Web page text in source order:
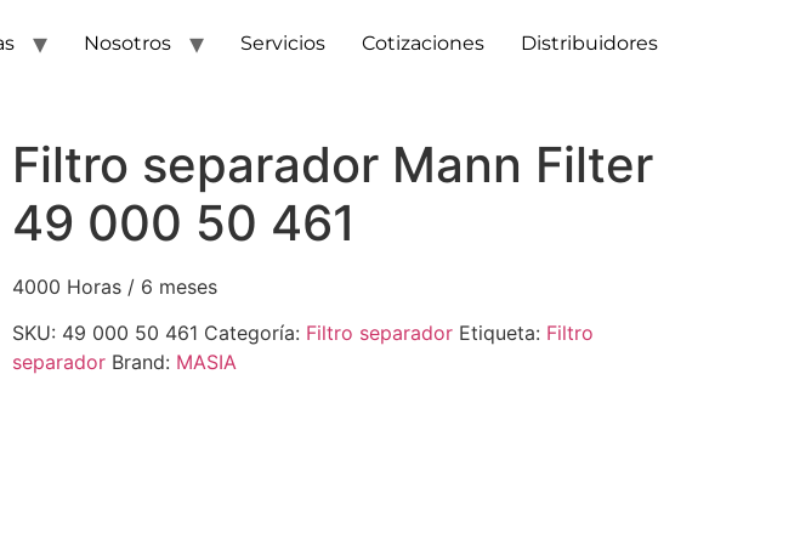
Nosotros Servicios Cotizaciones Distribuidores
Filtro separador Mann Filter
49 000 50 461
4000 Horas / 6 meses
SKU: 49 000 50 461 Categoría: Filtro separador Etiqueta: Filtro
separador Brand: MASIA